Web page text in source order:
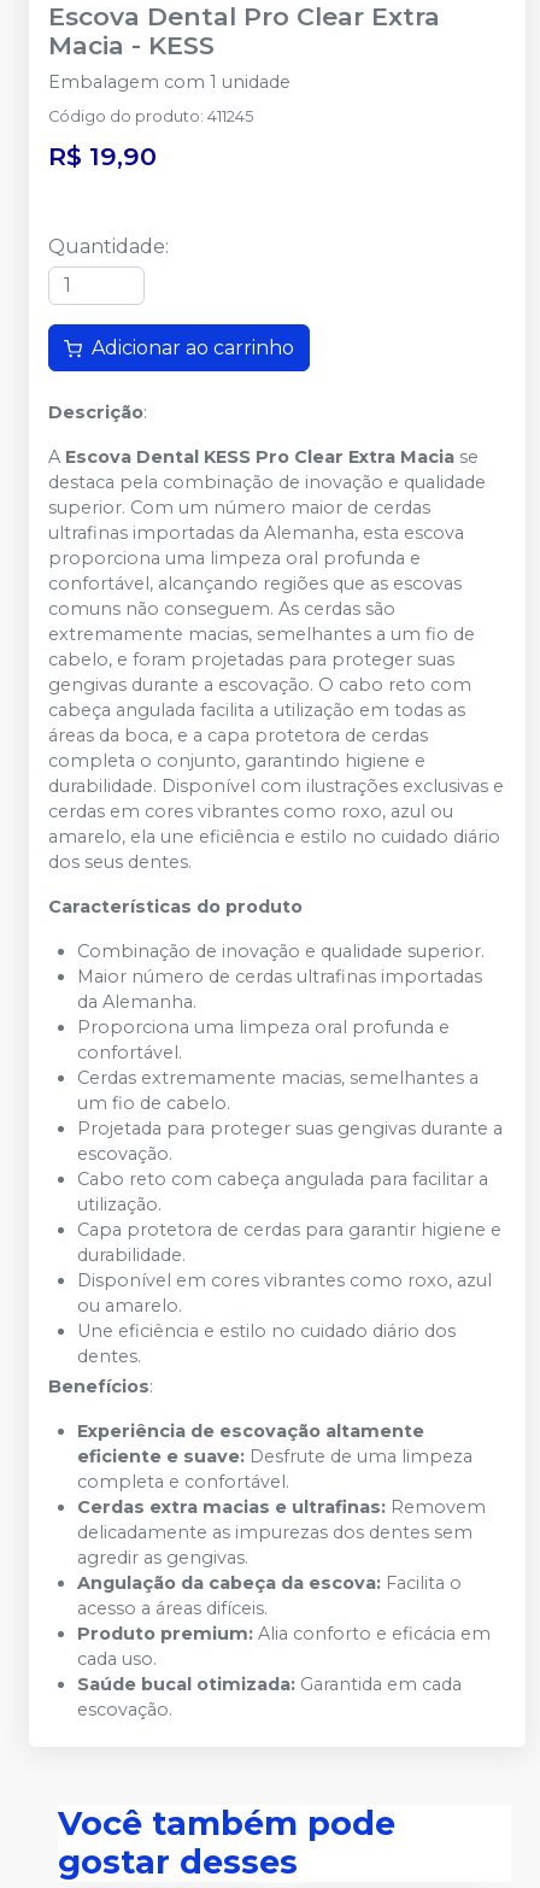
Escova Dental Pro Clear Extra
Macia - KESS
Embalagem com 1 unidade
Código do produto: 411245
R$ 19,90
Quantidade:
Adicionar ao carrinho
Descrição:
A Escova Dental KESS Pro Clear Extra Macia se
destaca pela combinação de inovação e qualidade
superior. Com um número maior de cerdas
ultrafinas importadas da Alemanha, esta escova
proporciona uma limpeza oral profunda e
confortável, alcançando regiões que as escovas
comuns não conseguem. As cerdas são
extremamente macias, semelhantes a um fio de
cabelo, e foram projetadas para proteger suas
gengivas durante a escovação. O cabo reto com
cabeça angulada facilita a utilização em todas as
áreas da boca, e a capa protetora de cerdas
completa o conjunto, garantindo higiene e
durabilidade. Disponível com ilustrações exclusivas e
cerdas em cores vibrantes como roxo, azul ou
amarelo, ela une eficiência e estilo no cuidado diário
dos seus dentes.
Características do produto
Combinação de inovação e qualidade superior.
Maior número de cerdas ultrafinas importadas
da Alemanha.
Proporciona uma limpeza oral profunda e
confortável.
Cerdas extremamente macias, semelhantes a
um fio de cabelo.
Projetada para proteger suas gengivas durante a
escovação.
Cabo reto com cabeça angulada para facilitar a
utilização.
Capa protetora de cerdas para garantir higiene e
durabilidade.
Disponível em cores vibrantes como roxo, azul
ou amarelo.
Une eficiência e estilo no cuidado diário dos
dentes.
Benefícios:
Experiência de escovação altamente
eficiente e suave: Desfrute de uma limpeza
completa e confortável.
Cerdas extra macias e ultrafinas: Removem
delicadamente as impurezas dos dentes sem
agredir as gengivas.
Angulação da cabeça da escova: Facilita o
acesso a áreas difíceis.
Produto premium: Alia conforto e eficácia em
cada uso.
Saúde bucal otimizada: Garantida em cada
escovação.
Você também pode
gostar desses